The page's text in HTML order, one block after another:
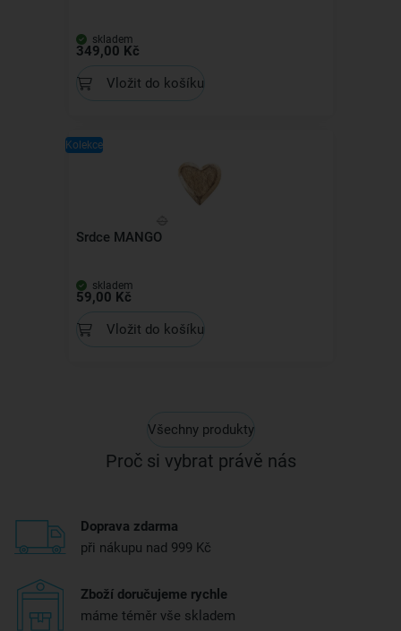
skladem
349,00 Kč
Vložit do košíku
Kolekce
Srdce MANGO
skladem
59,00 Kč
Vložit do košíku
Všechny produkty
Proč si vybrat právě nás
Doprava zdarma
při nákupu nad 999 Kč
Zboží doručujeme rychle
máme téměr vše skladem